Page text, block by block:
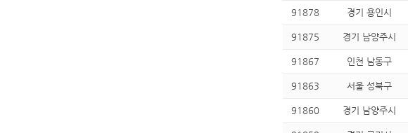
91878 경기 용인시
91875 경기 남양주시
91867 인천 남동구
91863 서울 성북구
91860 경기 남양주시